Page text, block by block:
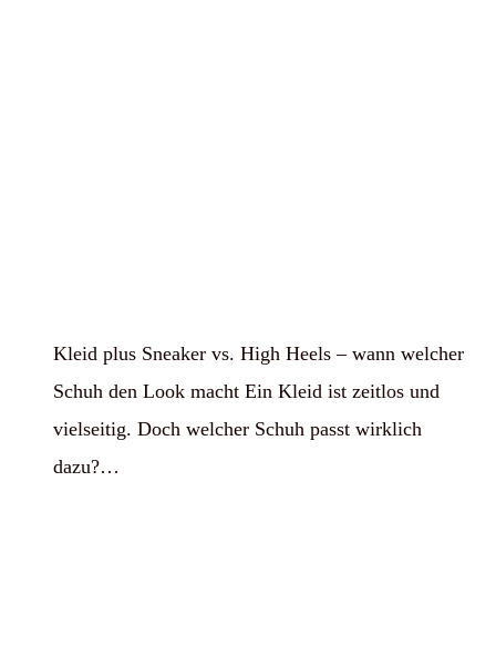
Kleid plus Sneaker vs. High Heels – wann welcher
Schuh den Look macht Ein Kleid ist zeitlos und
vielseitig. Doch welcher Schuh passt wirklich
dazu?…